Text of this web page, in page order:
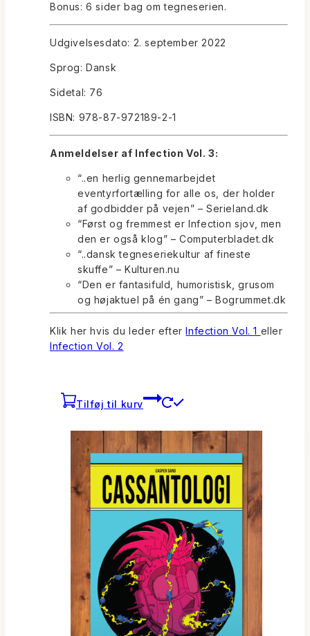
Bonus: 6 sider bag om tegneserien.
Udgivelsesdato: 2. september 2022
Sprog: Dansk
Sidetal: 76
ISBN: 978-87-972189-2-1
Anmeldelser af Infection Vol. 3:
“..en herlig gennemarbejdet
eventyrfortælling for alle os, der holder
af godbidder på vejen” – Serieland.dk
“Først og fremmest er Infection sjov, men
den er også klog” – Computerbladet.dk
“..dansk tegneseriekultur af fineste
skuffe” – Kulturen.nu
“Den er fantasifuld, humoristisk, grusom
og højaktuel på én gang” – Bogrummet.dk
Klik her hvis du leder efterInfection Vol. 1 eller
Infection Vol. 2
Tilføj til kurv